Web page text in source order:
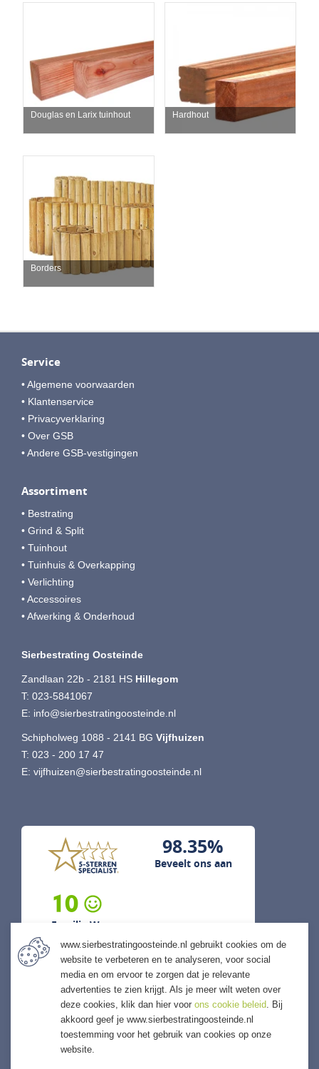
Douglas en Larix tuinhout Hardhout
Borders
Service
• Algemene voorwaarden
• Klantenservice
• Privacyverklaring
• Over GSB
• Andere GSB-vestigingen
Assortiment
• Bestrating
• Grind & Split
• Tuinhout
• Tuinhuis & Overkapping
• Verlichting
• Accessoires
• Afwerking & Onderhoud
Sierbestrating Oosteinde
Zandlaan 22b - 2181 HS Hillegom
T: 023-5841067
E: info@sierbestratingoosteinde.nl
Schipholweg 1088 - 2141 BG Vijfhuizen
T: 023 - 200 17 47
E: vijfhuizen@sierbestratingoosteinde.nl
98.35%
Beveelt ons aan
10
Familie W...
5 augustus 2026
"Snelle levering mogelijk gemaakt
en ook kwaliteits levering."
previous next
www.sierbestratingoosteinde.nl gebruikt cookies om de
website te verbeteren en te analyseren, voor social
media en om ervoor te zorgen dat je relevante
advertenties te zien krijgt. Als je meer wilt weten over
deze cookies, klik dan hier voor ons cookie beleid. Bij
akkoord geef je www.sierbestratingoosteinde.nl
toestemming voor het gebruik van cookies op onze
website.